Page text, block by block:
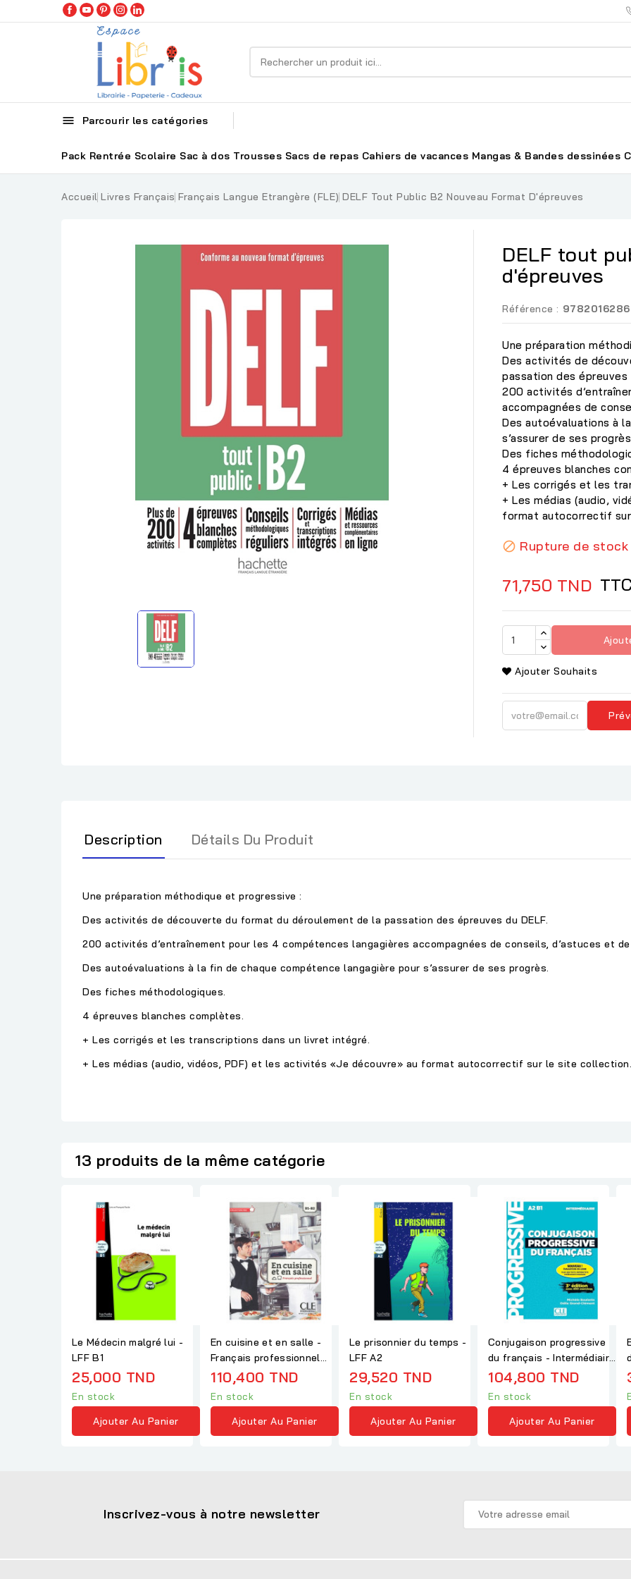
 Parcourir les catégories
Pack Rentrée Scolaire Sac à dos Trousses Sacs de repas Cahiers de vacances Mangas & Bandes dessinées
Accueil Livres Français Français Langue Etrangère (FLE) DELF Tout Public B2 Nouveau Format D'épreuves
DELF tout
d'épreuves
Référence :
Une préparation
Des activités de
passation des épreuves
200 activités
accompagnées de
Des autoévaluations à
s’assurer de ses
Des fiches
4 épreuves blanches
+ Les corrigés et les
+ Les médias (audio,
format autocorrectif
 Rupture de stock
71,750 TND
Ajouter Souhaits
Description Détails Du Produit
Une préparation méthodique et progressive :
Des activités de découverte du format du déroulement de la passation des épreuves du DELF.
200 activités d’entraînement pour les 4 compétences langagières accompagnées de conseils, d’astuces et
Des autoévaluations à la fin de chaque compétence langagière pour s’assurer de ses progrès.
Des fiches méthodologiques.
4 épreuves blanches complètes.
+ Les corrigés et les transcriptions dans un livret intégré.
+ Les médias (audio, vidéos, PDF) et les activités «Je découvre» au format autocorrectif sur le site collection.
13 produits de la même catégorie
Le Médecin malgré lui -
LFF B1
25,000 TND
En stock
Ajouter Au Panier
En cuisine et en salle -
Français professionnel
B1-B2
110,400 TND
En stock
Ajouter Au Panier
Le prisonnier du temps -
LFF A2
29,520 TND
En stock
Ajouter Au Panier
Conjugaison progressive
du français - Intermédiaire
- 3ème...
104,800 TND
En stock
Ajouter Au Panier
Inscrivez-vous à notre newsletter